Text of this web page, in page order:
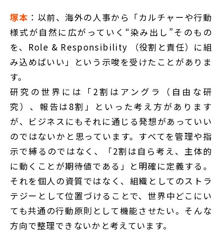
塚本 ：以前、海外の人事から「カルチャーや行動
様式が自然に広がっていく“染み出し”そのもの
を、Role & Responsibility （役割と責任）に組
み込めばいい」という示唆を受けたことがありま
す。
研究の世界には「2割はアングラ（自由な研
究）、報告は8割」といった考え方があります
が、ビジネスにもそれに通じる発想があっていい
のではないかと思っています。すべてを管理や指
示で縛るのではなく、「2割は自ら考え、主体的
に動くことが期待値である」と明確に定義する。
それを個人の資質ではなく、組織としてのストラ
テジーとして位置づけることで、世界中どこにい
ても共通の行動原則として機能させたい。そんな
方向で整理できないかと考えています。